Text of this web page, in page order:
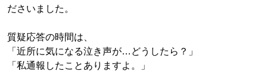
ださいました。
質疑応答の時間は、
「近所に気になる泣き声が…どうしたら？」
「私通報したことありますよ。」